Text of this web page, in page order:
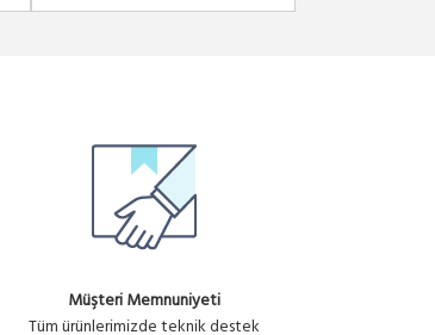
Müşteri Memnuniyeti
Tüm ürünlerimizde teknik destek